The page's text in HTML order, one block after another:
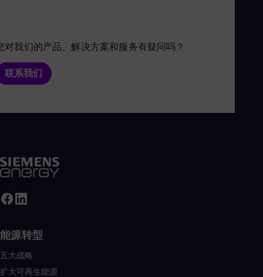
对我们的产品、解决方案和服务有疑问吗？
联系我们
能源转型
五大战略
扩大可再生能源